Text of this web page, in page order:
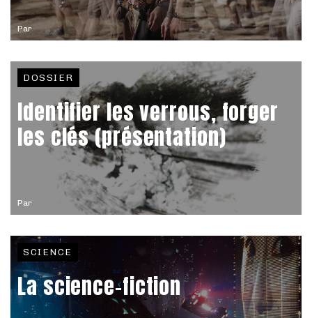
Par
Par
DOSSIER
Identifier les verrous, forger
les clés (présentation)
SCIENCE
La science-fiction